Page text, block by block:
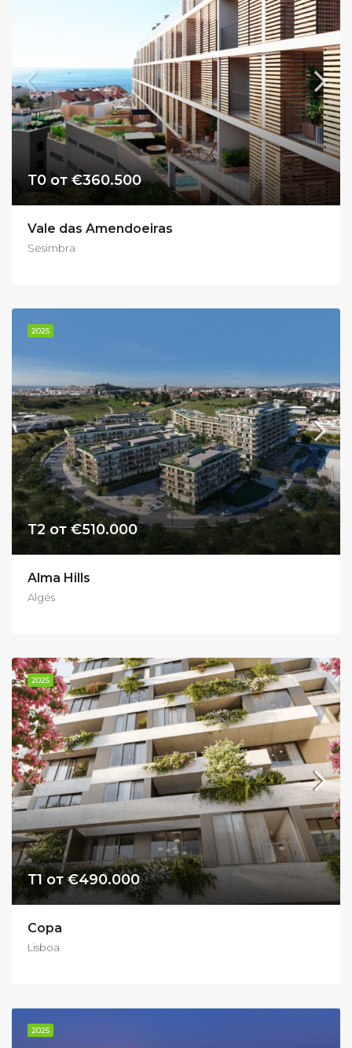
Т0 от €360.500
Vale das Amendoeiras
Sesimbra
2025
Т2 от €510.000
Alma Hills
Algés
2025
Т1 от €490.000
Copa
Lisboa
2025